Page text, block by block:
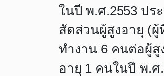
ในปี พ.ศ.2553 ปร
สัดส่วนผู้สูงอายุ (ผู้
ทำงาน 6 คนต่อผู้สู
อายุ 1 คนในปี พ.ศ